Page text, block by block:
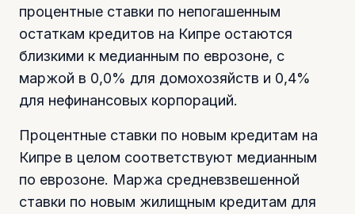
процентные ставки по непогашенным
остаткам кредитов на Кипре остаются
близкими к медианным по еврозоне, с
маржой в 0,0% для домохозяйств и 0,4%
для нефинансовых корпораций.
Процентные ставки по новым кредитам на
Кипре в целом соответствуют медианным
по еврозоне. Маржа средневзвешенной
ставки по новым жилищным кредитам для